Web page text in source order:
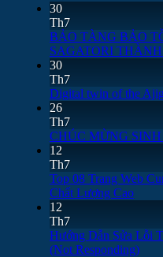
30
Th7
BẢO TÀNG BẢO
SAGATORI
30
Th7
Digital twin of the
26
Th7
CHÚC MỪNG
12
Th7
Top 08 Trang Web
Chất Lượng Cao
12
Th7
Hướng Dẫn Sửa Lỗi
(Not Responding)